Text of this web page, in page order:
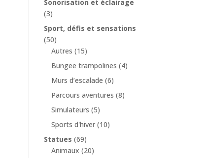
Sonorisation et éclairage
(3)
Sport, défis et sensations
(50)
Autres (15)
Bungee trampolines (4)
Murs d’escalade (6)
Parcours aventures (8)
Simulateurs (5)
Sports d'hiver (10)
Statues (69)
Animaux (20)